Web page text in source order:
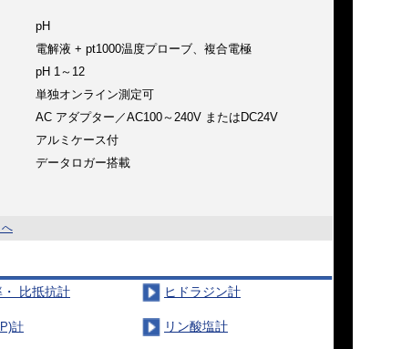
pH
電解液 + pt1000温度プローブ、複合電極
pH 1～12
単独オンライン測定可
AC アダプター／AC100～240V またはDC24V
アルミケース付
データロガー搭載
比抵抗計 ヒドラジン計
計 リン酸塩計